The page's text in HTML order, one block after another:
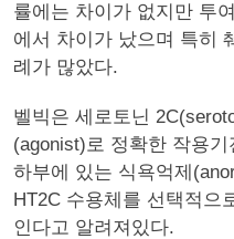
률에는 차이가 없지만 투
에서 차이가 났으며 특히
례가 많았다.
벨빅은 세로토닌
(agonist)로 정확한 작용
하부에 있는 식욕억제
HT2C 수용체를 선택적으
인다고 알려져있다.